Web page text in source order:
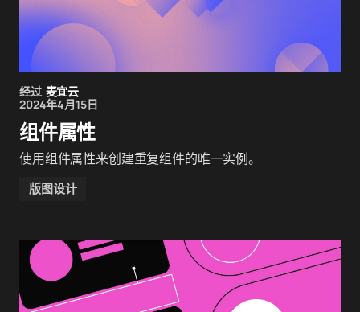
经过 麦宜云
2024年4月15日
组件属性
使用组件属性来创建重复组件的唯一实例。
版图设计